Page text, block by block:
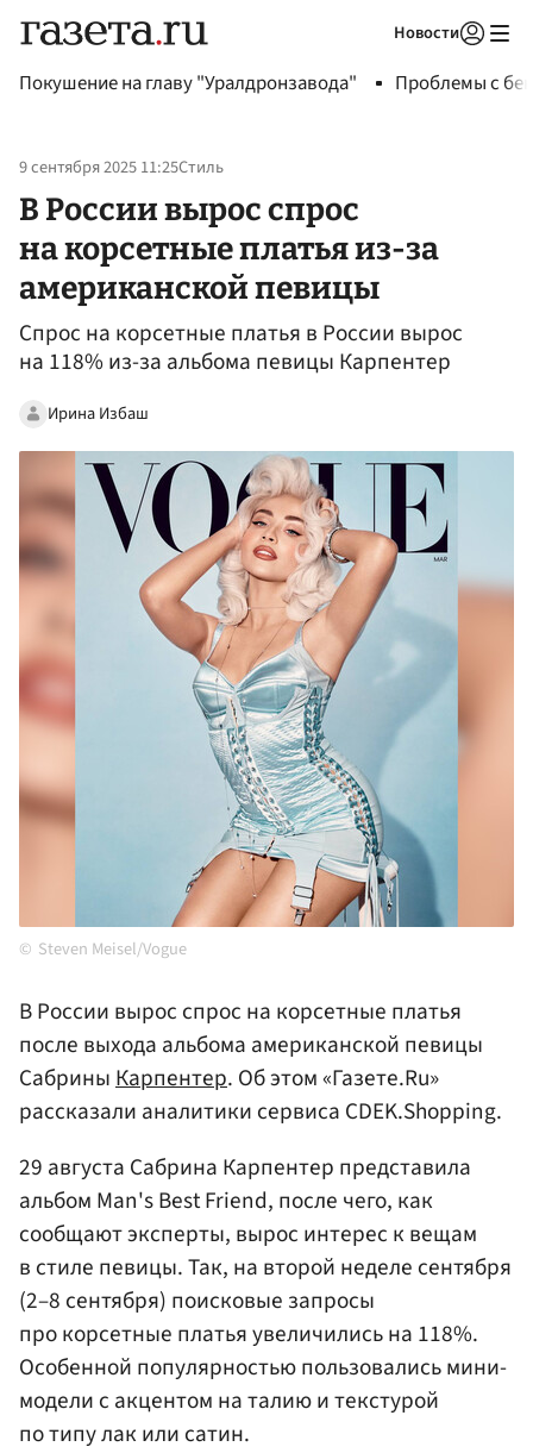
Новости
Покушение на главу "Уралдронзавода" Проблемы с
9 сентября 2025 11:25Стиль
В России вырос спрос
на корсетные платья из-за
американской певицы
Спрос на корсетные платья в России вырос
на 118% из-за альбома певицы Карпентер
Ирина Избаш
Steven Meisel/Vogue
В России вырос спрос на корсетные платья
после выхода альбома американской певицы
СабриныКарпентер. Об этом «Газете.Ru»
рассказали аналитики сервиса CDEK.Shopping.
29 августа Сабрина Карпентер представила
альбом Man's Best Friend, после чего, как
сообщают эксперты, вырос интерес к вещам
в стиле певицы. Так, на второй неделе сентября
(2–8 сентября) поисковые запросы
про корсетные платья увеличились на 118%.
Особенной популярностью пользовались мини-
модели с акцентом на талию и текстурой
по типу лак или сатин.